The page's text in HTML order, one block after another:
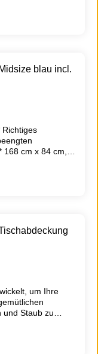
168 cm x 84 cm,
um Ihre
und Staub zu
bestmöglichen